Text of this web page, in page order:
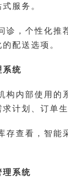
服务。
诊，个性化推
配送选项。
系统
构内部使用的
计划、订单
存查看，智能
理系统